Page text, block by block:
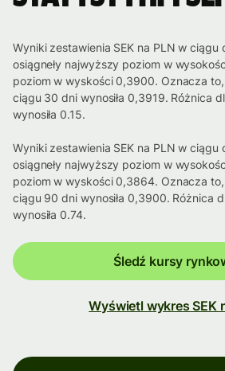
Wyniki zestawienia SEK na PLN w ciągu
osiągneły najwyższy poziom w
poziom w wyskości 0,3900. Oznacza
ciągu 30 dni wynosiła 0,3919. Różnica
wynosiła 0.15.
Wyniki zestawienia SEK na PLN w ciągu
osiągneły najwyższy poziom w
poziom w wyskości 0,3864. Oznacza
ciągu 90 dni wynosiła 0,3900. Różnica
wynosiła 0.74.
Śledź kursy
Wyświetl wykres SEK